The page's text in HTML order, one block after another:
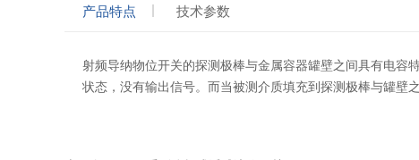
产品特点 技术参数
射频导纳物位开关的探测极棒与金属容器罐壁之间具有电容
状态，没有输出信号。而当被测介质填充到探测极棒与罐壁